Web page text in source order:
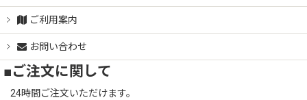
ご利用案内
お問い合わせ
■ご注文に関して
24時間ご注文いただけます。